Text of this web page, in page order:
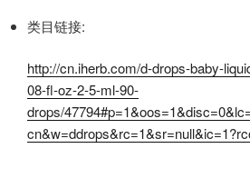
类目链接:
http://cn.iherb.com/d-drops-baby-
08-fl-oz-2-5-ml-90-
drops/